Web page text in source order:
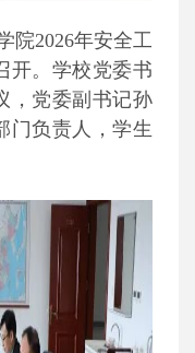
院2026年安全工
开。学校党委书
，党委副书记孙
门负责人，学生